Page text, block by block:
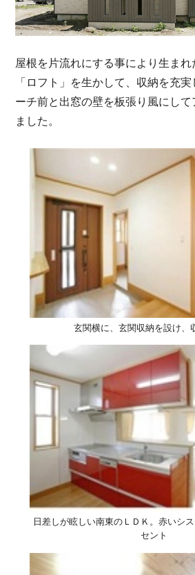
屋根を片流れにする事により生まれ
「ロフト」を生かして、収納を充
ーチ前と出窓の壁を板張り風にし
ました。
玄関横に、玄関収納を設け、
日差しが眩しい南東のＬＤＫ。赤いシ
セント